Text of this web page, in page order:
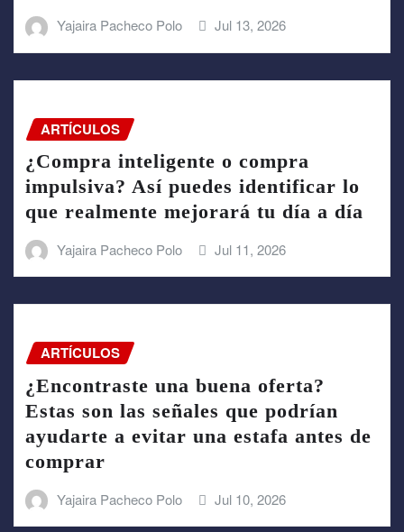
Yajaira Pacheco Polo Jul 13, 2026
ARTÍCULOS
¿Compra inteligente o compra
impulsiva? Así puedes identificar lo
que realmente mejorará tu día a día
Yajaira Pacheco Polo Jul 11, 2026
ARTÍCULOS
¿Encontraste una buena oferta?
Estas son las señales que podrían
ayudarte a evitar una estafa antes de
comprar
Yajaira Pacheco Polo Jul 10, 2026